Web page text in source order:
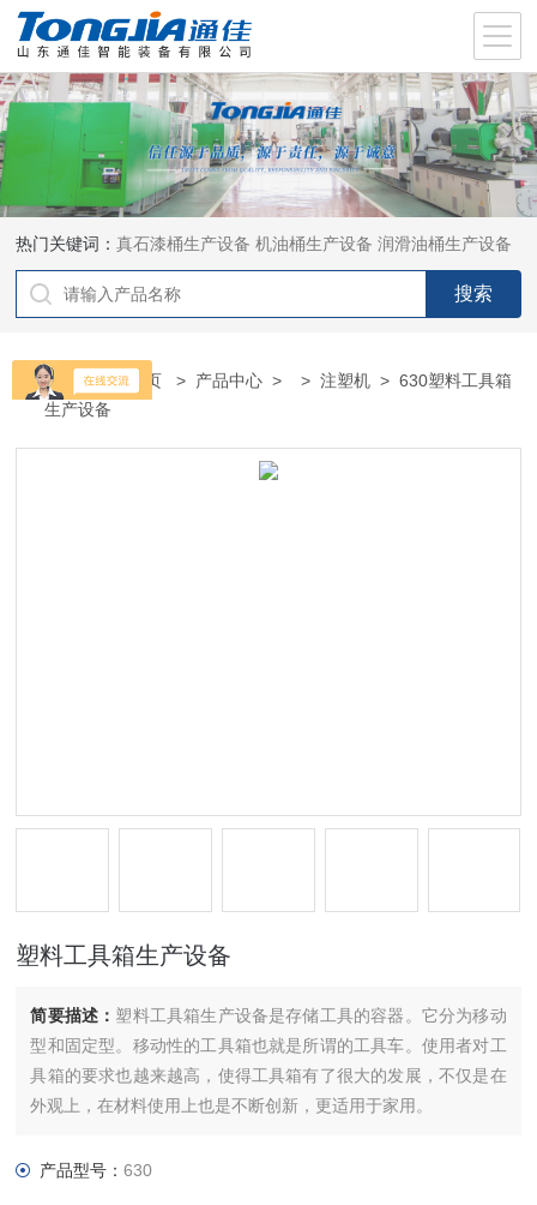
热门关键词：真石漆桶生产设备 机油桶生产设备 润滑油桶生产设备
当前位置：首页 > 产品中心 > >注塑机 > 630塑料工具箱
生产设备
塑料工具箱生产设备
简要描述： 塑料工具箱生产设备是存储工具的容器。它分为移动
型和固定型。移动性的工具箱也就是所谓的工具车。使用者对工
具箱的要求也越来越高，使得工具箱有了很大的发展，不仅是在
外观上，在材料使用上也是不断创新，更适用于家用。
产品型号：630